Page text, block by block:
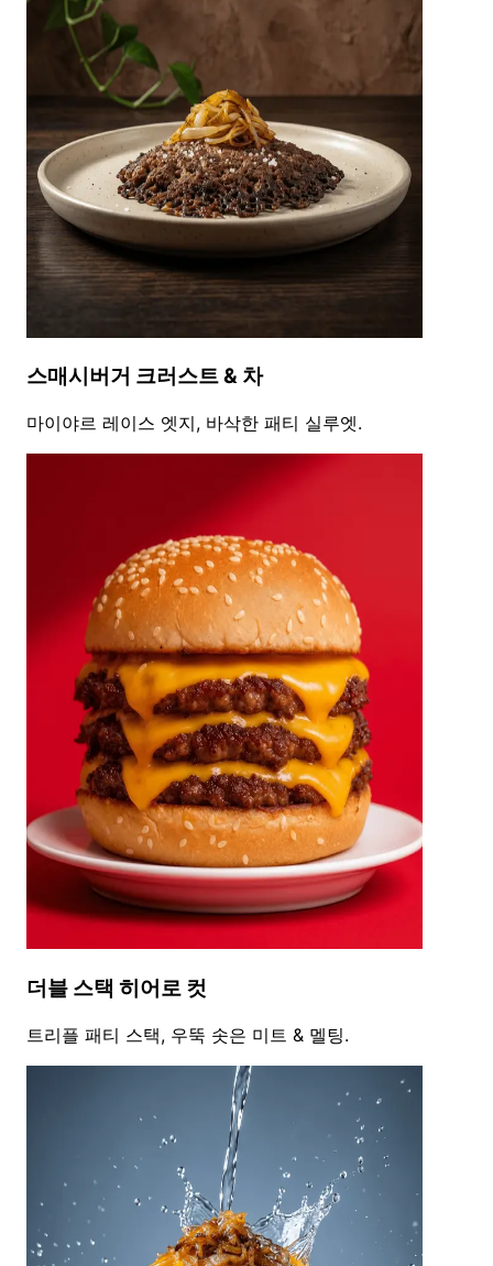
스매시버거 크러스트 & 차
마이야르 레이스 엣지, 바삭한 패티 실루엣.
더블 스택 히어로 컷
트리플 패티 스택, 우뚝 솟은 미트 & 멜팅.